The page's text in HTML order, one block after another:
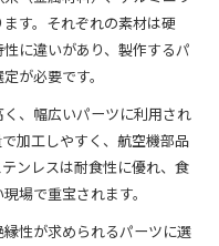
す。それぞれの素材は硬
に違いがあり、製作するパ
が必要です。
、幅広いパーツに利用され
加工しやすく、航空機部品
ンレスは耐食性に優れ、食
場で重宝されます。
性が求められるパーツに選